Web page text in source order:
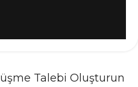
Talebi Oluşturun